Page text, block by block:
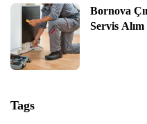
Bornova
Servis
Tags